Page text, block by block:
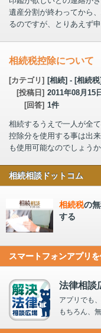
遺産分割が終わってから
るのですが、とりあえず
相続税控除について
[カテゴリ] [相続] - [相続
[投稿日] 2011年08月15
[回答] 1件
相続するうえで一人が全
控除分を使用する事は出
も使用可能なのでしょうか
相続相談ドットコム
相続税の
する
スマートフォンアプリを
法律相談
アプリでも
もちろん、